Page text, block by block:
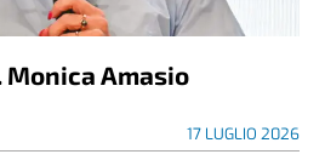
Amasio
17 LUGLIO 2026